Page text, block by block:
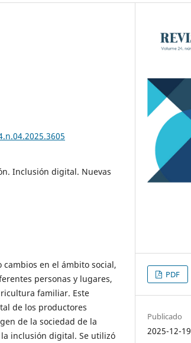
Inclusión digital. Nuevas
en el ámbito social,
personas y lugares,
familiar. Este
de los productores
de la sociedad de la
inclusión digital. Se utilizó
PDF
Publicado
2025-12-19